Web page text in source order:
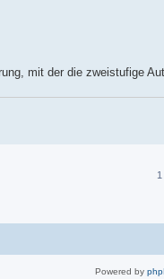
mit der die zweistufige
Powered by